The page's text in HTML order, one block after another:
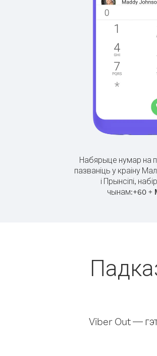
Набярыце нумар на
пазваніць у краіну
і Прынсіпі,
чынам:+60+
Viber Out —